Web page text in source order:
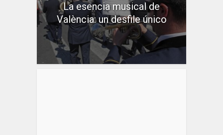
La esencia musical de
València: un desfile único